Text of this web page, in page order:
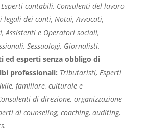
contabili, Consulenti del lavoro
legali dei conti, Notai, Avvocati,
Assistenti e Operatori sociali,
Sessuologi, Giornalisti.
ed esperti senza obbligo di
professionali: Tributaristi, Esperti
familiare, culturale e
di direzione, organizzazione
di counseling, coaching, auditing,